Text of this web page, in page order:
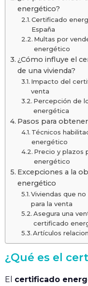
energético?
Certificado
España
Multas por
energético
¿Cómo influye el
de una vivienda?
Impacto del
venta
Percepción de
energética
Pasos para
Técnicos
energético
Precio y plazos
energético
Excepciones a la
energético
Viviendas que
para la venta
Asegura una
certificado
Artículos
¿Qué es el
El certificado